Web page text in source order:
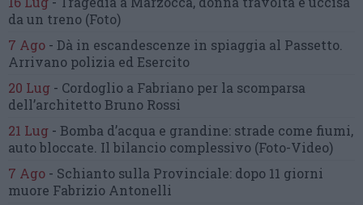
da un treno (Foto)
7 Ago - Dà in escandescenze in spiaggia al Passetto.
Arrivano polizia ed Esercito
20 Lug - Cordoglio a Fabriano per la scomparsa
dell’architetto Bruno Rossi
21 Lug - Bomba d’acqua e grandine: strade come fiumi,
auto bloccate. Il bilancio complessivo (Foto-Video)
7 Ago - Schianto sulla Provinciale: dopo 11 giorni
muore Fabrizio Antonelli